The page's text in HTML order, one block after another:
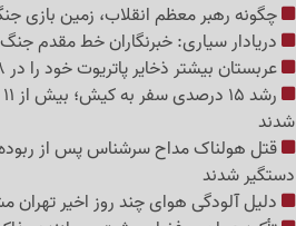
چگونه رهبر معظم انقلاب، زمین بازی
دریادار سیاری: خبرنگاران خط مقدم
عربستان بیشتر ذخایر پاتریوت خود را در 38 روز از دست داد
شدند
قتل هولناک مداح سرشناس پس از
دستگیر شدند
دلیل آلودگی هوای چند روز اخیر